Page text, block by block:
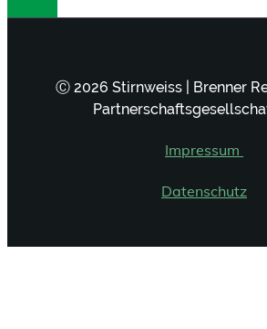
Ⓒ 2026 Stirnweiss | Brenner
Impressum
Datenschutz